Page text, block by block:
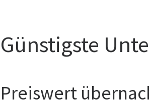
Günstigste
Preiswert